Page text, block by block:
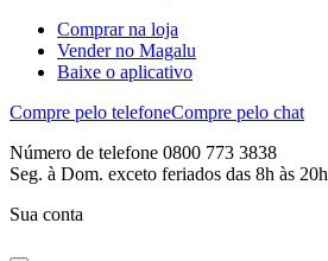
Comprar na loja
Vender no Magalu
Baixe o aplicativo
Compre pelo telefoneCompre pelo chat
Número de telefone 0800 773 3838
Seg. à Dom. exceto feriados das 8h às 20h
Sua conta